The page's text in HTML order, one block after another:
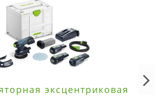
эксцентриковая